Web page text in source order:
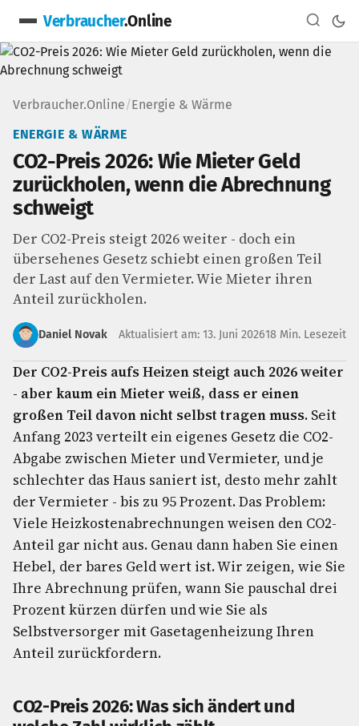
Verbraucher.Online
Verbraucher.Online/Energie & Wärme
ENERGIE & WÄRME
CO2-Preis 2026: Wie Mieter Geld
zurückholen, wenn die Abrechnung
schweigt
Der CO2-Preis steigt 2026 weiter - doch ein
übersehenes Gesetz schiebt einen großen Teil
der Last auf den Vermieter. Wie Mieter ihren
Anteil zurückholen.
Daniel Novak Aktualisiert am: 13. Juni 202618 Min. Lesezeit
Der CO2-Preis aufs Heizen steigt auch 2026 weiter
- aber kaum ein Mieter weiß, dass er einen
großen Teil davon nicht selbst tragen muss. Seit
Anfang 2023 verteilt ein eigenes Gesetz die CO2-
Abgabe zwischen Mieter und Vermieter, und je
schlechter das Haus saniert ist, desto mehr zahlt
der Vermieter - bis zu 95 Prozent. Das Problem:
Viele Heizkostenabrechnungen weisen den CO2-
Anteil gar nicht aus. Genau dann haben Sie einen
Hebel, der bares Geld wert ist. Wir zeigen, wie Sie
Ihre Abrechnung prüfen, wann Sie pauschal drei
Prozent kürzen dürfen und wie Sie als
Selbstversorger mit Gasetagenheizung Ihren
Anteil zurückfordern.
CO2-Preis 2026: Was sich ändert und